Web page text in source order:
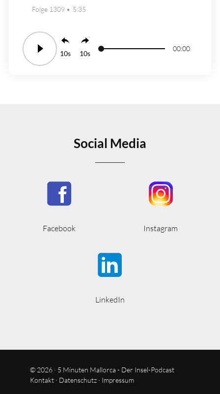
Folge 1309 5:35
10 10
00:00
Social Media
Facebook Instagram
LinkedIn
© 2026 · 5 Minuten Mallorca - Der Insel-Podcast
Kontakt· Datenschutz· Impressum